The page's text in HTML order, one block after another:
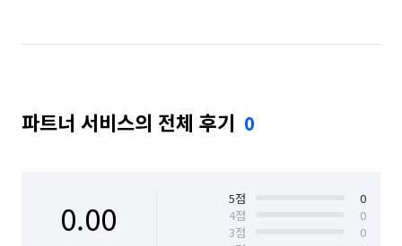
파트너 서비스의 전체 후기 0
0.00 5점
0
4점
0
3점
0